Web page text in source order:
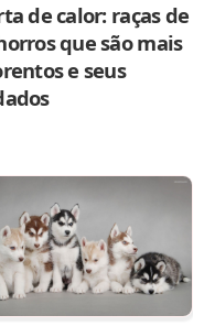
de calor: raças de
que são mais
e seus